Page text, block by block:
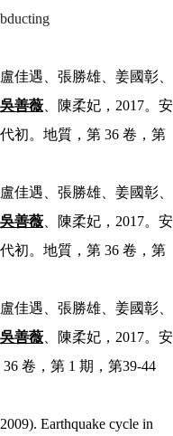
佳遇、張勝雄、姜國彰、
吳善薇 、陳柔妃， 2017。安
初。地質，第 36 卷，第
佳遇、張勝雄、姜國彰、
吳善薇 、陳柔妃， 2017。安
初。地質，第 36 卷，第
佳遇、張勝雄、姜國彰、
吳善薇 、陳柔妃， 2017。安
36 卷，第 1 期，第39-44
Earthquake cycle in